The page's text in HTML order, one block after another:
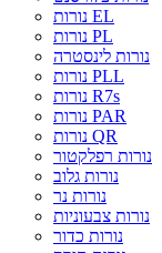
נורות EL
נורות PL
נורות לינסטרה
נורות PLL
נורות R7s
נורות PAR
נורות QR
נורות רפלקטור
נורות גלוב
נורות נר
נורות צבעוניות
נורות כדור